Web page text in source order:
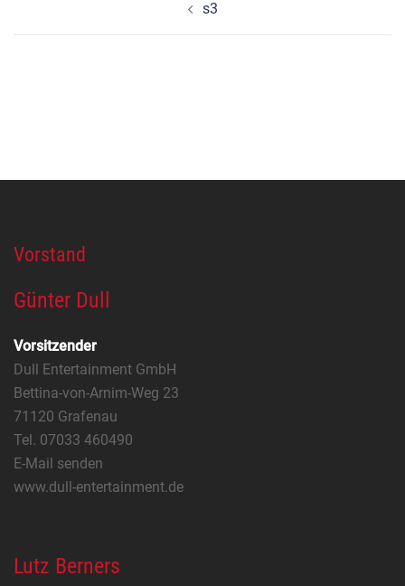
s3
Vorstand
Günter Dull
Vorsitzender
Dull Entertainment GmbH
Bettina-von-Arnim-Weg 23
71120 Grafenau
Tel. 07033 460490
E-Mail senden
www.dull-entertainment.de
Lutz Berners